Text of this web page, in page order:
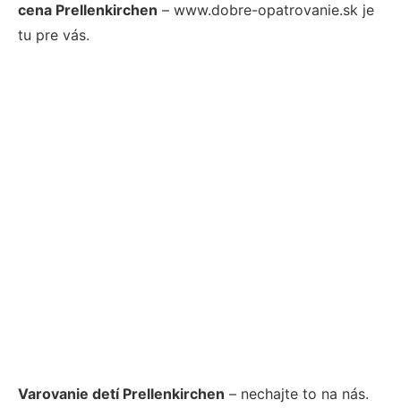
cena Prellenkirchen – www.dobre-opatrovanie.sk je
tu pre vás.
Varovanie detí Prellenkirchen – nechajte to na nás.